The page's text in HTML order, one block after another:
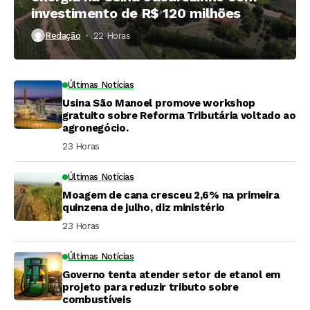
investimento de R$ 120 milhões
Redação 22 Horas ⁮
Últimas Notícias
Usina São Manoel promove workshop
gratuito sobre Reforma Tributária voltado ao
agronegócio.
23 Horas ⁮
Últimas Notícias
Moagem de cana cresceu 2,6% na primeira
quinzena de julho, diz ministério
23 Horas ⁮
Últimas Notícias
Governo tenta atender setor de etanol em
projeto para reduzir tributo sobre
combustíveis